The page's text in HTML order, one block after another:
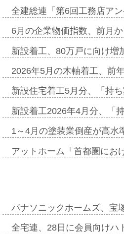
全建総連「第6回工務店ア
6月の企業物価指数、前月
新設着工、80万戸に向け
2026年5月の木軸着工、前
新設住宅着工5月分、「持
新設着工2026年4月分、「
1～4月の塗装業倒産が高
アットホーム「首都圏にお
パナソニックホームズ、宝
全宅連、28日に会員向け